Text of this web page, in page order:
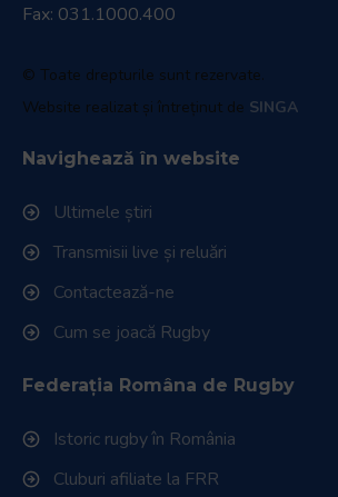
Fax: 031.1000.400
© Toate drepturile sunt rezervate.
Website realizat și întreținut de SINGA
Navighează în website
Ultimele știri
Transmisii live și reluări
Contactează-ne
Cum se joacă Rugby
Federația Româna de Rugby
Istoric rugby în România
Cluburi afiliate la FRR